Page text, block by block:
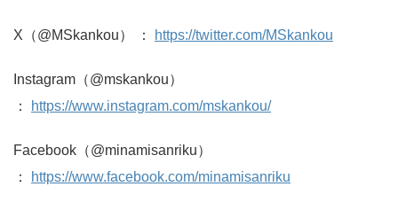
X（@MSkankou） ： https://twitter.com/MSkankou
Instagram（@mskankou）
：
https://www.instagram.com/mskankou/
Facebook（@minamisanriku）
：
https://www.facebook.com/minamisanriku